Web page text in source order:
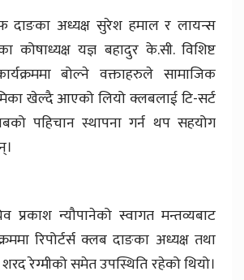
अध्यक्ष सुरेश हमाल र लायन्स
यज्ञ बहादुर के.सी. विशिष्ट
बोल्ने वक्ताहरुले सामाजिक
खेल्दै आएको लियो क्लबलाई टि-सर्ट
पहिचान स्थापना गर्न थप सहयोग
न्यौपानेको स्वागत मन्तव्यबाट
रिपोर्टर्स क्लब दाङका अध्यक्ष तथा
रेग्मीको समेत उपस्थिति रहेको थियो।